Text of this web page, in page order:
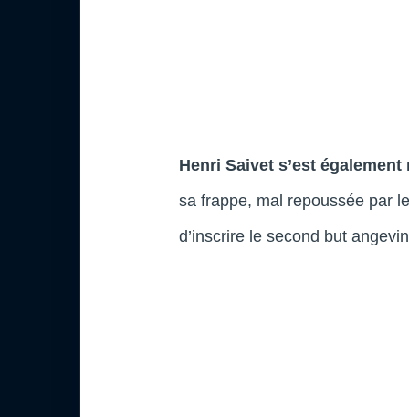
Henri Saivet s’est
sa frappe, mal repoussée par
d’inscrire le second but